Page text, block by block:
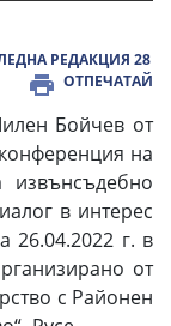
РЕДАКЦИЯ 28
ОТПЕЧАТАЙ
Бойчев от
на
извънсъдебно
в интерес
26.04.2022 г. в
от
с Районен